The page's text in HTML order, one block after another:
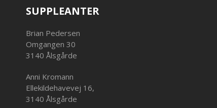
SUPPLEANTER
Brian Pedersen
Omgangen 30
3140 Ålsgårde
Anni Kromann
Ellekildehavevej 16,
3140 Ålsgårde